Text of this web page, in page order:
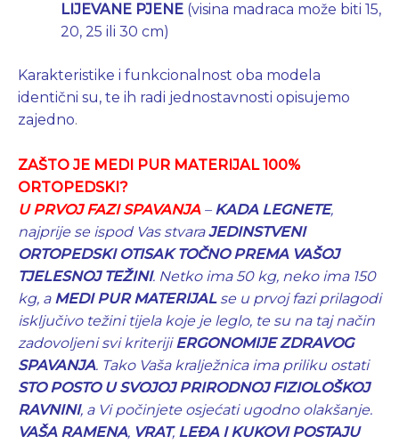
LIJEVANE PJENE (visina madraca može biti 15,
20, 25 ili 30 cm)
Karakteristike i funkcionalnost oba modela
identični su, te ih radi jednostavnosti opisujemo
zajedno.
ZAŠTO JE MEDI PUR MATERIJAL 100%
ORTOPEDSKI?
U PRVOJ FAZI SPAVANJA– KADA LEGNETE,
najprije se ispod Vas stvaraJEDINSTVENI
ORTOPEDSKI OTISAK TOČNO PREMA VAŠOJ
TJELESNOJ TEŽINI. Netko ima 50 kg, neko ima 150
kg, a MEDI PUR MATERIJALse u prvoj fazi prilagodi
isključivo težini tijela koje je leglo, te su na taj način
zadovoljeni svi kriteriji ERGONOMIJE ZDRAVOG
SPAVANJA. Tako Vaša kralježnica ima priliku ostati
STO POSTO U SVOJOJ PRIRODNOJ FIZIOLOŠKOJ
RAVNINI, a Vi počinjete osjećati ugodno olakšanje.
VAŠA RAMENA, VRAT, LEĐA I KUKOVI POSTAJU